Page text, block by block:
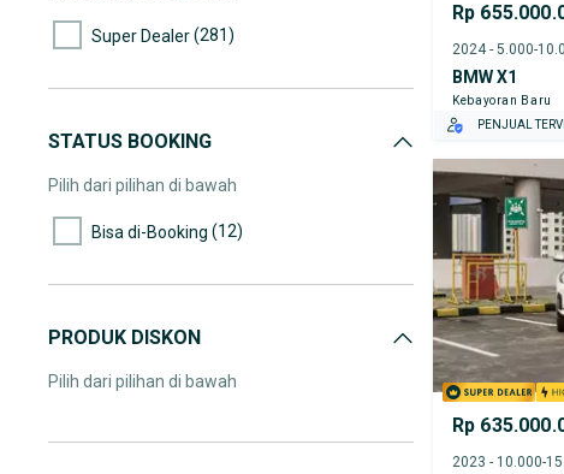
Super Dealer(281)
STATUS BOOKING
Pilih dari pilihan di bawah
Bisa di-Booking (12)
PRODUK DISKON
Pilih dari pilihan di bawah
Rp
2024 - 5.000-
BMW X1
Kebayoran Baru
PENJUAL
Rp